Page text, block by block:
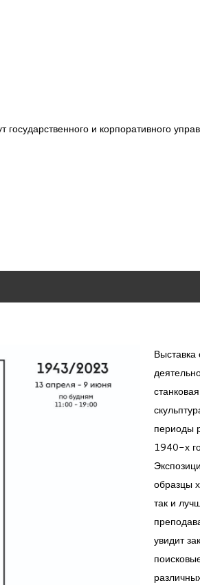
государственного и корпоративного
Выставка
периоды
1940-х
образцы
так и
увидит